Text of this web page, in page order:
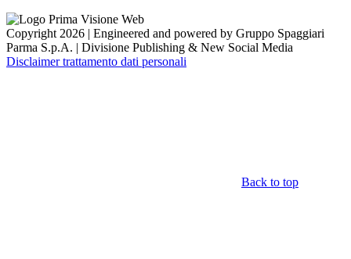
Copyright 2026 | Engineered and powered by Gruppo Spaggiari
Parma S.p.A. | Divisione Publishing & New Social Media
Disclaimer trattamento dati personali
Back to top